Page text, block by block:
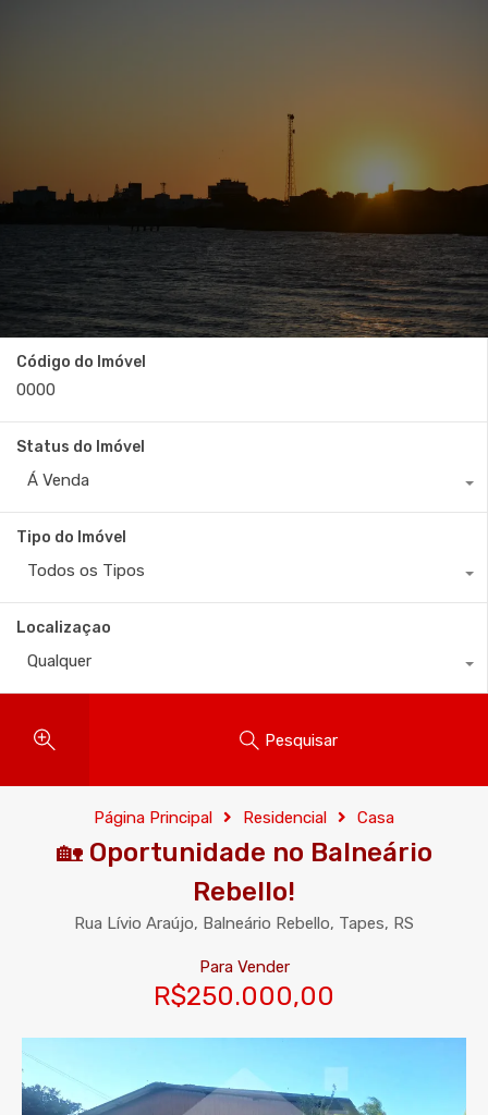
Código do Imóvel
Status do Imóvel
Á Venda
Tipo do Imóvel
Todos os Tipos
Localizaçao
Qualquer
Pesquisar
Página Principal Residencial Casa
🏡 Oportunidade no Balneário
Rebello!
Rua Lívio Araújo, Balneário Rebello, Tapes, RS
Para Vender
R$250.000,00